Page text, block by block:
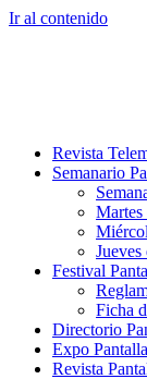
Ir al contenido
Revista
Semanario
Festival
Ficha
Directorio
Expo Pantalla
Revista